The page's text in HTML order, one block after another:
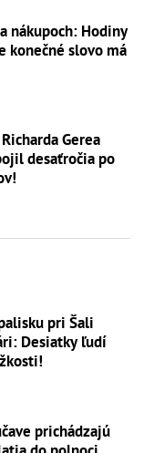
nákupoch: Hodiny
konečné slovo má
Gerea
desaťročia po
pri Šali
Desiatky ľudí
prichádzajú